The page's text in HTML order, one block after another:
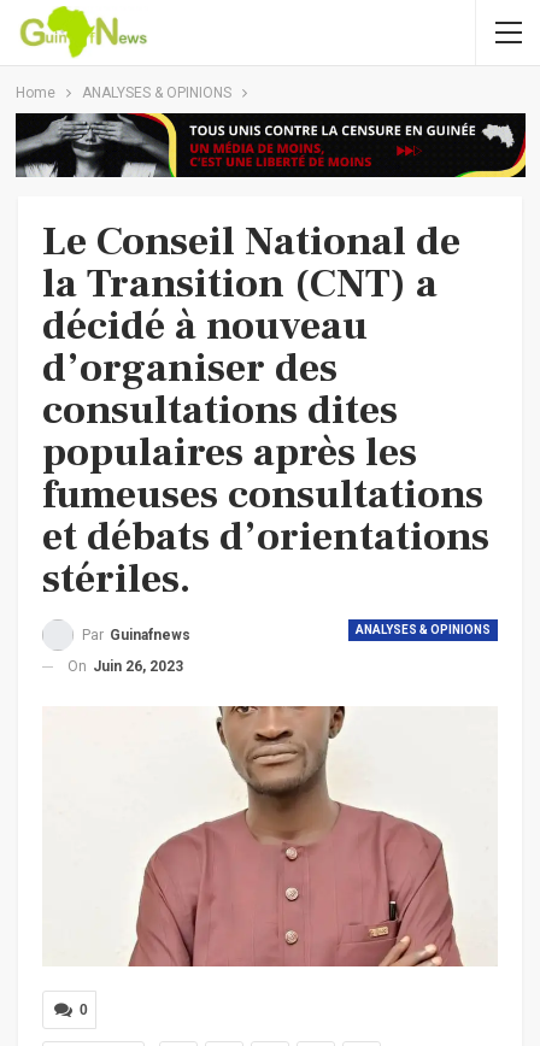
Home ANALYSES & OPINIONS
Le Conseil National de
la Transition (CNT) a
décidé à nouveau
d’organiser des
consultations dites
populaires après les
fumeuses consultations
et débats d’orientations
stériles.
ANALYSES & OPINIONS
Par Guinafnews
On Juin 26, 2023
0